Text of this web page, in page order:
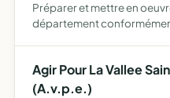
Préparer et mettre en
département
à assur…
Agir Pour La Vallee
(A.v.p.e.)